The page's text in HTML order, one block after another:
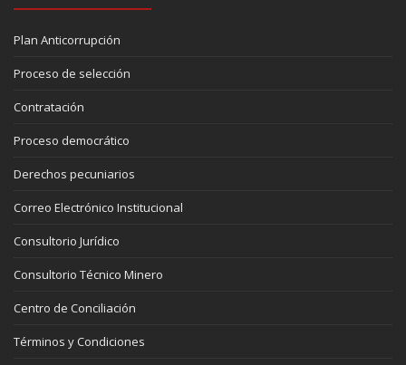
Plan Anticorrupción
Proceso de selección
Contratación
Proceso democrático
Derechos pecuniarios
Correo Electrónico Institucional
Consultorio Jurídico
Consultorio Técnico Minero
Centro de Conciliación
Términos y Condiciones